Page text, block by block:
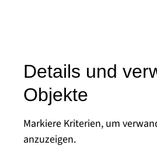
Details und
Objekte
Markiere Kriterien, um
anzuzeigen.